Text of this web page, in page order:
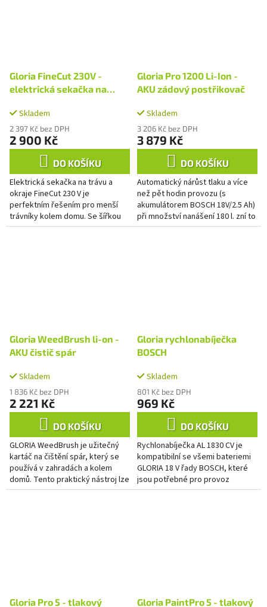
Gloria FineCut 230V -
elektrická sekačka na
Skladem
2 397 Kč bez DPH
2 900 Kč
DO KOŠÍKU
Elektrická sekačka na trávu a
okraje FineCut 230 V je
perfektním řešením pro menší
trávníky kolem domu. Se šířkou
řezu 25 cm a inovativním
Gloria Pro 1200 Li-Ion -
AKU zádový postřikovač
Skladem
3 206 Kč bez DPH
3 879 Kč
DO KOŠÍKU
Automatický nárůst tlaku a více
než pět hodin provozu (s
akumulátorem BOSCH 18V/2.5 Ah)
při množství nanášení 180 l. zní to
dobře? Zní to jako GLORIA Pro
Gloria WeedBrush li-on -
AKU čistič spár
Skladem
1 836 Kč bez DPH
2 221 Kč
DO KOŠÍKU
GLORIA WeedBrush je užitečný
kartáč na čištění spár, který se
používá v zahradách a kolem
domů. Tento praktický nástroj lze
používat se všemi bateriemi
Gloria rychlonabíječka
BOSCH
Skladem
801 Kč bez DPH
969 Kč
DO KOŠÍKU
Rychlonabíječka AL 1830 CV je
kompatibilní se všemi bateriemi
GLORIA 18 V řady BOSCH, které
jsou potřebné pro provoz
přístrojů MultiBrush, WeedBrush
Gloria Pro 5 - tlakový Gloria PaintPro 5 - tlakový